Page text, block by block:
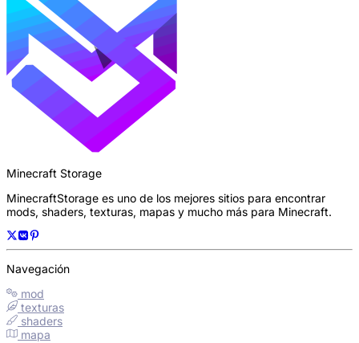
Minecraft Storage
MinecraftStorage es uno de los mejores sitios para encontrar
mods, shaders, texturas, mapas y mucho más para Minecraft.
Navegación
mod
texturas
shaders
mapa